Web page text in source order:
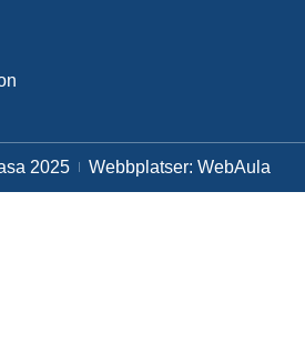
2025 Webbplatser: WebAula